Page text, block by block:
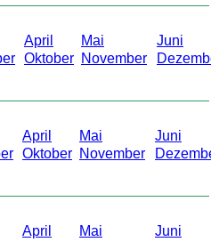
April Mai
Juni
Oktober November
April Mai
Juni
Oktober November
April Mai
Juni